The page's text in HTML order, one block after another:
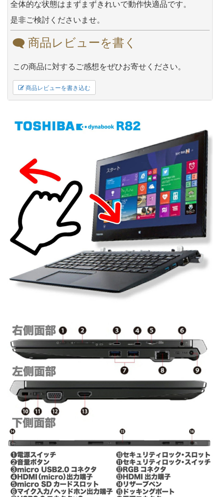
全体的な状態はまずまずきれいで動作快適品です。
是非ご検討くださいませ。
商品レビューを書く
この商品に対するご感想をぜひお寄せください。
商品レビューを書き込む